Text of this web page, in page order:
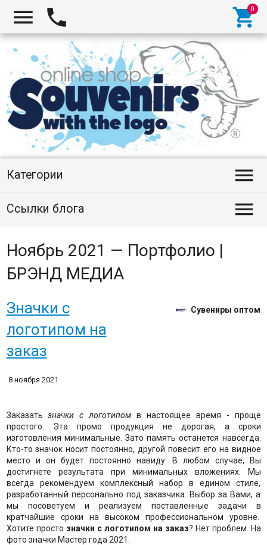
  
Категории 
Ссылки блога 
Ноябрь 2021 — Портфолио |
БРЭНД МЕДИА
Значки с
логотипом на
заказ
Сувениры оптом
8 ноября 2021
Заказатьзначки с логотипом в настоящее время - проще
простого. Эта промо продукция не дорогая, а сроки
изготовления минимальные. Зато память останется навсегда.
Кто-то значок носит постоянно, другой повесит его на видное
место и он будет постоянно навиду. В любом случае, Вы
достигнете результата при минимальных вложениях. Мы
всегда рекомендуем комплексный набор в едином стиле,
разработанный персонально под заказчика. Выбор за Вами, а
мы посоветуем и реализуем поставленные задачи в
кратчайшие сроки на высоком профессиональном уровне.
Хотите просто значки с логотипом на заказ? Нет проблем. На
фото значки Мастер года 2021.